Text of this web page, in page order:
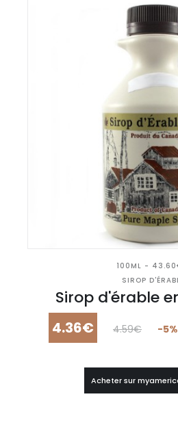
100ML -
SIROP
Sirop d'érable
4.36€ 4.59€ -5%
Acheter sur